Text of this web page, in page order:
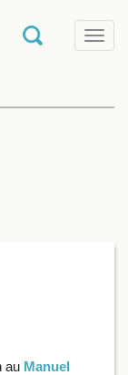
T
o
au Manuel